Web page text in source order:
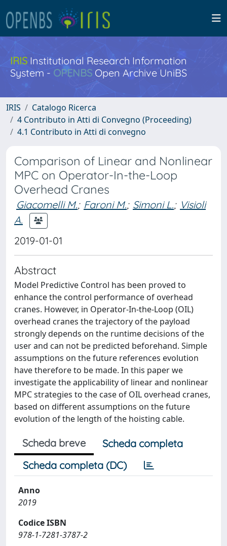
IRISInstitutional Research Information
System - OPENBS Open Archive UniBS
IRIS
Catalogo Ricerca
4 Contributo in Atti di Convegno (Proceeding)
4.1 Contributo in Atti di convegno
Comparison of Linear and Nonlinear
MPC on Operator-In-the-Loop
Overhead Cranes
Giacomelli M.; Faroni M.; Simoni L.; Visioli
A.
2019-01-01
Abstract
Model Predictive Control has been proved to
enhance the control performance of overhead
cranes. However, in Operator-In-the-Loop (OIL)
overhead cranes the trajectory of the payload
strongly depends on the runtime decisions of the
user and can not be predicted beforehand. Simple
assumptions on the future references evolution
have therefore to be made. In this paper we
investigate the applicability of linear and nonlinear
MPC strategies to the case of OIL overhead cranes,
based on different assumptions on the future
evolution of the length of the hoisting cable.
Scheda breve
Scheda completa
Scheda completa (DC)
Anno
2019
Codice ISBN
978-1-7281-3787-2